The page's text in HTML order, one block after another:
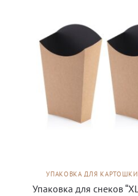
УПАКОВКА ДЛЯ
Упаковка для снеков